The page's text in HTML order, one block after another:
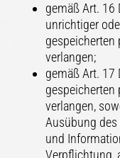
gemäß Art. 16
unrichtiger
gespeicherten
verlangen;
gemäß Art. 17
gespeicherten
verlangen,
Ausübung
und
Verpflichtung,